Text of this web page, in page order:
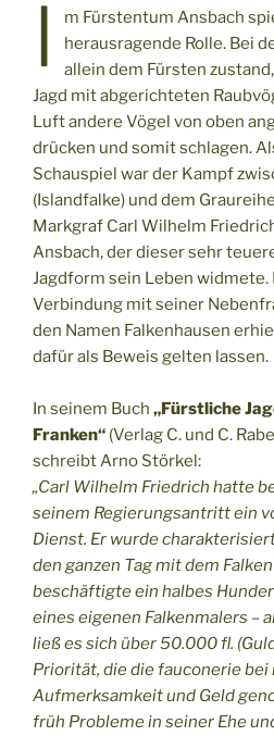
I
m Fürstentum Ansbach
herausragende Rolle. Bei
allein dem Fürsten
Jagd mit abgerichteten
Luft andere Vögel von oben
drücken und somit schlagen.
Schauspiel war der Kampf
(Islandfalke) und dem
Markgraf Carl Wilhelm
Ansbach, der dieser sehr
Jagdform sein Leben widmete.
Verbindung mit seiner
den Namen Falkenhausen
dafür als Beweis gelten lassen.
In seinem Buch „Fürstliche
Franken“ (Verlag C. und C.
schreibt Arno Störkel:
„Carl Wilhelm Friedrich hatte
seinem Regierungsantritt ein
Dienst. Er wurde
den ganzen Tag mit dem
beschäftigte ein halbes
eines eigenen Falkenmalers –
ließ es sich über 50.000 fl.
Priorität, die die fauconerie bei
Aufmerksamkeit und Geld
früh Probleme in seiner Ehe